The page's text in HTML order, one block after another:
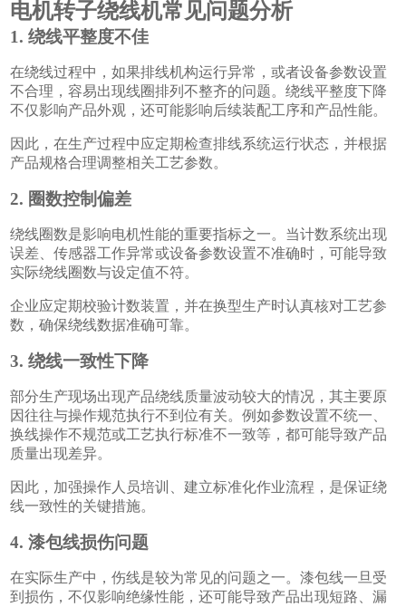
电机转子绕线机常见问题分析
1. 绕线平整度不佳
在绕线过程中，如果排线机构运行异常，或者设备参数设置
不合理，容易出现线圈排列不整齐的问题。绕线平整度下降
不仅影响产品外观，还可能影响后续装配工序和产品性能。
因此，在生产过程中应定期检查排线系统运行状态，并根据
产品规格合理调整相关工艺参数。
2. 圈数控制偏差
绕线圈数是影响电机性能的重要指标之一。当计数系统出现
误差、传感器工作异常或设备参数设置不准确时，可能导致
实际绕线圈数与设定值不符。
企业应定期校验计数装置，并在换型生产时认真核对工艺参
数，确保绕线数据准确可靠。
3. 绕线一致性下降
部分生产现场出现产品绕线质量波动较大的情况，其主要原
因往往与操作规范执行不到位有关。例如参数设置不统一、
换线操作不规范或工艺执行标准不一致等，都可能导致产品
质量出现差异。
因此，加强操作人员培训、建立标准化作业流程，是保证绕
线一致性的关键措施。
4. 漆包线损伤问题
在实际生产中，伤线是较为常见的问题之一。漆包线一旦受
到损伤，不仅影响绝缘性能，还可能导致产品出现短路、漏